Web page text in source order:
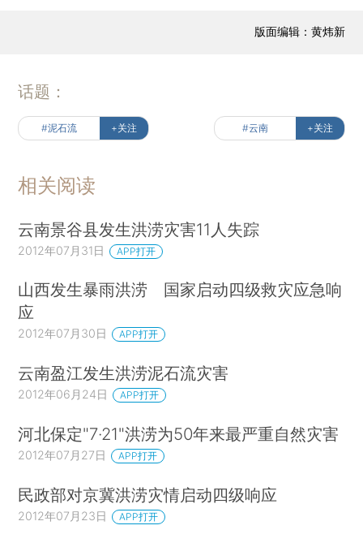
版面编辑：黄炜新
话题：
#泥石流 +关注 #云南 +关注
相关阅读
云南景谷县发生洪涝灾害11人失踪
2012年07月31日 APP打开
山西发生暴雨洪涝 国家启动四级救灾应急响
应
2012年07月30日 APP打开
云南盈江发生洪涝泥石流灾害
2012年06月24日 APP打开
河北保定"7·21"洪涝为50年来最严重自然灾害
2012年07月27日 APP打开
民政部对京冀洪涝灾情启动四级响应
2012年07月23日 APP打开